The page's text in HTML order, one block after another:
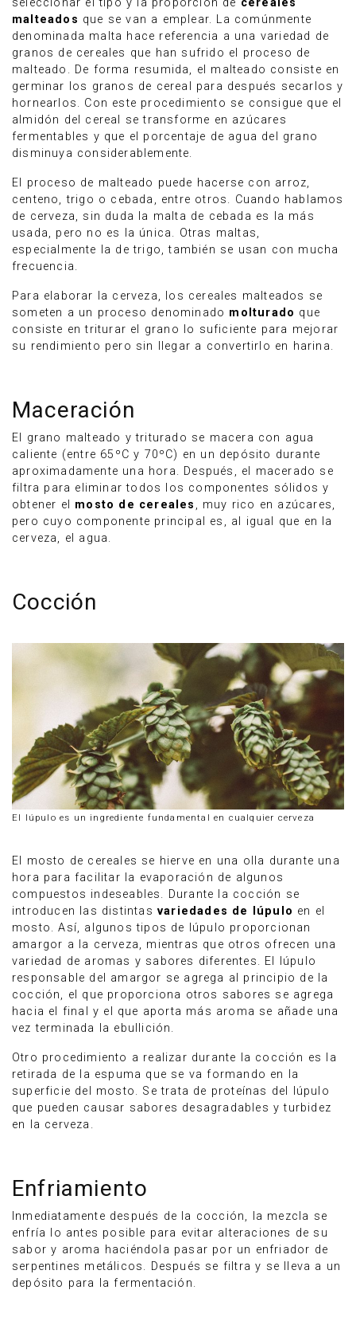
seleccionar el tipo y la proporción de cereales
malteados que se van a emplear. La comúnmente
denominada malta hace referencia a una variedad de
granos de cereales que han sufrido el proceso de
malteado. De forma resumida, el malteado consiste en
germinar los granos de cereal para después secarlos y
hornearlos. Con este procedimiento se consigue que el
almidón del cereal se transforme en azúcares
fermentables y que el porcentaje de agua del grano
disminuya considerablemente.
El proceso de malteado puede hacerse con arroz,
centeno, trigo o cebada, entre otros. Cuando hablamos
de cerveza, sin duda la malta de cebada es la más
usada, pero no es la única. Otras maltas,
especialmente la de trigo, también se usan con mucha
frecuencia.
Para elaborar la cerveza, los cereales malteados se
someten a un proceso denominado molturado que
consiste en triturar el grano lo suficiente para mejorar
su rendimiento pero sin llegar a convertirlo en harina.
Maceración
El grano malteado y triturado se macera con agua
caliente (entre 65ºC y 70ºC) en un depósito durante
aproximadamente una hora. Después, el macerado se
filtra para eliminar todos los componentes sólidos y
obtener el mosto de cereales , muy rico en azúcares,
pero cuyo componente principal es, al igual que en la
cerveza, el agua.
Cocción
El lúpulo es un ingrediente fundamental en cualquier cerveza
El mosto de cereales se hierve en una olla durante una
hora para facilitar la evaporación de algunos
compuestos indeseables. Durante la cocción se
introducen las distintas variedades de lúpulo en el
mosto. Así, algunos tipos de lúpulo proporcionan
amargor a la cerveza, mientras que otros ofrecen una
variedad de aromas y sabores diferentes. El lúpulo
responsable del amargor se agrega al principio de la
cocción, el que proporciona otros sabores se agrega
hacia el final y el que aporta más aroma se añade una
vez terminada la ebullición.
Otro procedimiento a realizar durante la cocción es la
retirada de la espuma que se va formando en la
superficie del mosto. Se trata de proteínas del lúpulo
que pueden causar sabores desagradables y turbidez
en la cerveza.
Enfriamiento
Inmediatamente después de la cocción, la mezcla se
enfría lo antes posible para evitar alteraciones de su
sabor y aroma haciéndola pasar por un enfriador de
serpentines metálicos. Después se filtra y se lleva a un
depósito para la fermentación.